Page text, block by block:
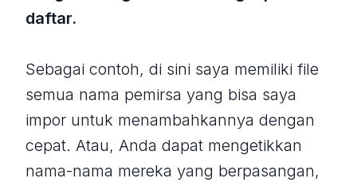
daftar.
Sebagai contoh, di sini saya memiliki file
semua nama pemirsa yang bisa saya
impor untuk menambahkannya dengan
cepat. Atau, Anda dapat mengetikkan
nama-nama mereka yang berpasangan,